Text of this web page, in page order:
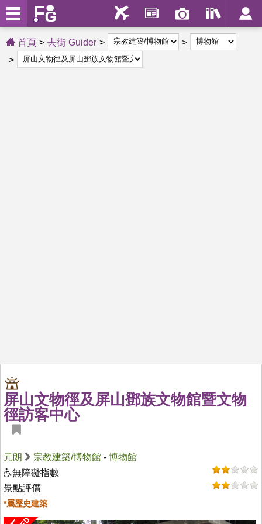
首頁 去街 Guider
屏山文物徑及屏山鄧族文物館暨文物
徑訪客中心
元朗 宗教建築/博物館 - 博物館
無障礙指數
景點評價
*屬歷史建築